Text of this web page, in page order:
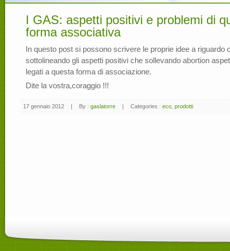
I GAS: aspetti positivi e problemi di
forma associativa
In questo post si possono scrivere le proprie idee a riguardo
sottolineando gli aspetti positivi che sollevando abortion
legati a questa forma di associazione.
Dite la vostra,coraggio !!!
17 gennaio 2012 | By : gaslatorre | Categories : eco prodotti